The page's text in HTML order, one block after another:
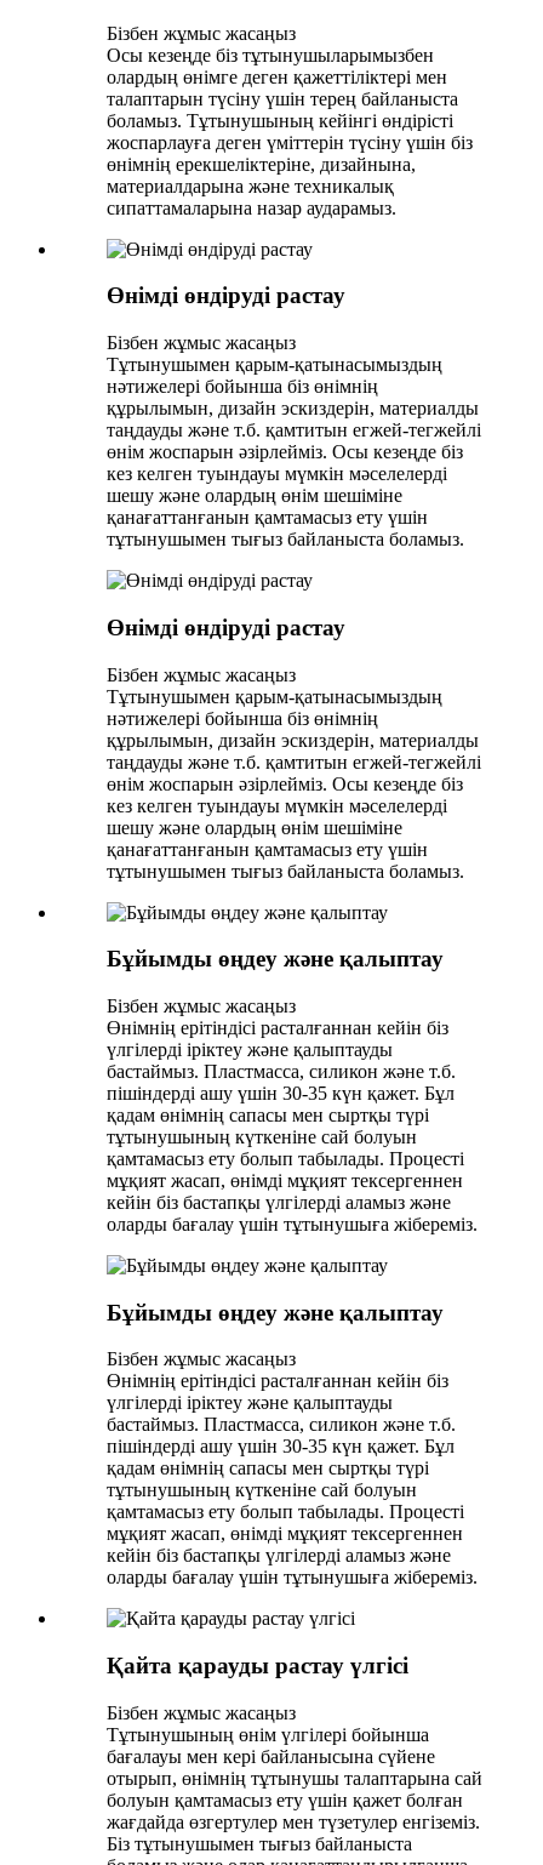
Бізбен жұмыс жасаңыз
Осы кезеңде біз тұтынушыларымызбен
олардың өнімге деген қажеттіліктері мен
талаптарын түсіну үшін терең байланыста
боламыз. Тұтынушының кейінгі өндірісті
жоспарлауға деген үміттерін түсіну үшін біз
өнімнің ерекшеліктеріне, дизайнына,
материалдарына және техникалық
сипаттамаларына назар аударамыз.
Өнімді өндіруді растау
Бізбен жұмыс жасаңыз
Тұтынушымен қарым-қатынасымыздың
нәтижелері бойынша біз өнімнің
құрылымын, дизайн эскиздерін, материалды
таңдауды және т.б. қамтитын егжей-тегжейлі
өнім жоспарын әзірлейміз. Осы кезеңде біз
кез келген туындауы мүмкін мәселелерді
шешу және олардың өнім шешіміне
қанағаттанғанын қамтамасыз ету үшін
тұтынушымен тығыз байланыста боламыз.
Өнімді өндіруді растау
Бізбен жұмыс жасаңыз
Тұтынушымен қарым-қатынасымыздың
нәтижелері бойынша біз өнімнің
құрылымын, дизайн эскиздерін, материалды
таңдауды және т.б. қамтитын егжей-тегжейлі
өнім жоспарын әзірлейміз. Осы кезеңде біз
кез келген туындауы мүмкін мәселелерді
шешу және олардың өнім шешіміне
қанағаттанғанын қамтамасыз ету үшін
тұтынушымен тығыз байланыста боламыз.
Бұйымды өңдеу және қалыптау
Бізбен жұмыс жасаңыз
Өнімнің ерітіндісі расталғаннан кейін біз
үлгілерді іріктеу және қалыптауды
бастаймыз. Пластмасса, силикон және т.б.
пішіндерді ашу үшін 30-35 күн қажет. Бұл
қадам өнімнің сапасы мен сыртқы түрі
тұтынушының күткеніне сай болуын
қамтамасыз ету болып табылады. Процесті
мұқият жасап, өнімді мұқият тексергеннен
кейін біз бастапқы үлгілерді аламыз және
оларды бағалау үшін тұтынушыға жібереміз.
Бұйымды өңдеу және қалыптау
Бізбен жұмыс жасаңыз
Өнімнің ерітіндісі расталғаннан кейін біз
үлгілерді іріктеу және қалыптауды
бастаймыз. Пластмасса, силикон және т.б.
пішіндерді ашу үшін 30-35 күн қажет. Бұл
қадам өнімнің сапасы мен сыртқы түрі
тұтынушының күткеніне сай болуын
қамтамасыз ету болып табылады. Процесті
мұқият жасап, өнімді мұқият тексергеннен
кейін біз бастапқы үлгілерді аламыз және
оларды бағалау үшін тұтынушыға жібереміз.
Қайта қарауды растау үлгісі
Бізбен жұмыс жасаңыз
Тұтынушының өнім үлгілері бойынша
бағалауы мен кері байланысына сүйене
отырып, өнімнің тұтынушы талаптарына сай
болуын қамтамасыз ету үшін қажет болған
жағдайда өзгертулер мен түзетулер енгіземіз.
Біз тұтынушымен тығыз байланыста